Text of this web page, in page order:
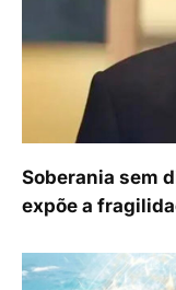
Soberania sem
expõe a